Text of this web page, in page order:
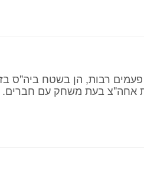
רבות, הן בשטח ביה"ס
אחה"צ בעת משחק עם חברים.